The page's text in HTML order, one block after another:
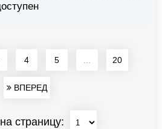
4 5 20
ВПЕРЕД
страницу: